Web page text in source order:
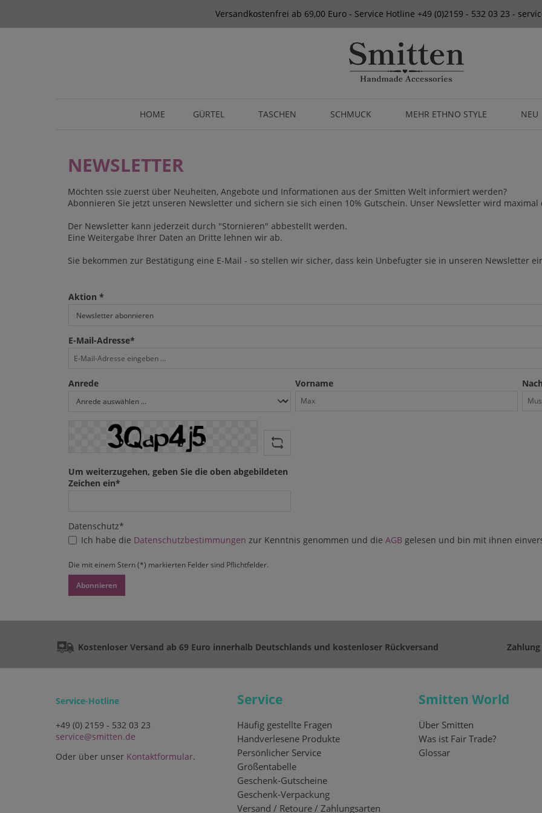
Versandkostenfrei ab 69,00 Euro - Service Hotline +49 (0)2159 - 532 03 23 -
HOME GÜRTEL TASCHEN SCHMUCK MEHR ETHNO STYLE NEU
NEWSLETTER
Möchten ssie zuerst über Neuheiten, Angebote und Informationen aus der Smitten Welt informiert werden?
Abonnieren Sie jetzt unseren Newsletter und sichern sie sich einen 10% Gutschein. Unser Newsletter wird
Der Newsletter kann jederzeit durch "Stornieren" abbestellt werden.
Eine Weitergabe Ihrer Daten an Dritte lehnen wir ab.
Sie bekommen zur Bestätigung eine E-Mail - so stellen wir sicher, dass kein Unbefugter sie in unseren Newsletter
Aktion *
E-Mail-Adresse*
Anrede Vorname
Um weiterzugehen, geben Sie die oben abgebildeten
Zeichen ein*
Datenschutz*
Ich habe die Datenschutzbestimmungen zur Kenntnis genommen und die AGB gelesen und bin mit ihnen
Die mit einem Stern (*) markierten Felder sind Pflichtfelder.
Abonnieren
Kostenloser Versand ab 69 Euro innerhalb Deutschlands und kostenloser Rückversand
Service-Hotline
+49 (0) 2159 - 532 03 23
service@smitten.de
Oder über unser Kontaktformular.
Service
Häufig gestellte Fragen
Handverlesene Produkte
Persönlicher Service
Größentabelle
Geschenk-Gutscheine
Geschenk-Verpackung
Versand / Retoure / Zahlungsarten
Smitten World
Über Smitten
Was ist Fair Trade?
Glossar